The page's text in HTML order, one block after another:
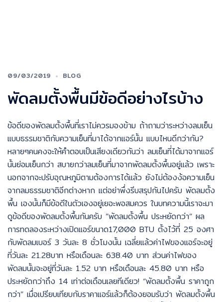
09/03/2019 BLOG
พัดลมตั้งพื้นมีข้อดีอย่างไรบ้าง
ข้อดีของพัดลมตั้งพื้นที่เราไม่ควรมองข้าม ถ้าถามว่าระหว่างลมเย็น
แบบธรรมชาติกับความเย็นที่มาได้จากแอร์นั้น แบบไหนดีกว่ากัน?
หลายๆคนคงจะให้คำตอบเป็นเสียงเดียวกันว่า ลมเย็นที่ได้มาจากแอร์
นั้นย่อมเย็นกว่า สบายกว่าลมเย็นที่มาจากพัดลมตั้งพื้นอยู่แล้ว เพราะ
นอกจากจะปรับอุณหภูมิตามต้องการได้แล้ว ยังไม่ต้องง้อความเย็น
จากลมธรรมชาติอีกต่างหาก แต่อย่าพึ่งรีบสรุปกันไปครับ พัดลมตั้ง
พื้น เองนั้นก็มีข้อดีในตัวเองอยู่เยอะพอสมควร ในบทความนี้เราจะมา
ดูข้อดีของพัดลมตั้งพื้นกันครับ ”พัดลมตั้งพื้น ประหยัดกว่า” ผล
การทดลองระหว่างเปิดแอร์ขนาด17,000 BTU ตั้งไว้ที่ 25 องศา
กับพัดลมเบอร์ 3 วันละ 8 ชั่วโมงนั้น เฉลี่ยแล้วค่าไฟของแอร์จะอยู่
ที่วันละ 21.28บาท หรือเดือนละ 638.40 บาท ส่วนค่าไฟของ
พัดลมนั้นจะอยู่ที่วันละ 1.52 บาท หรือเดือนละ 45.80 บาท หรือ
ประหยัดกว่าถึง 14 เท่าต่อเดือนเลยทีเดียว! “พัดลมตั้งพื้น ราคาถูก
กว่า” เมื่อเปรียบเทียบกับราคาแอร์แล้วก็ต้องยอมรับว่า พัดลมตั้งพื้น